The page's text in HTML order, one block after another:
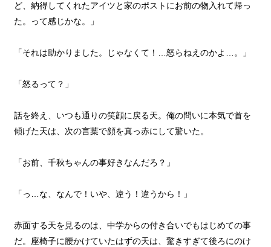
ど、納得してくれたアイツと家のポストにお前の物入れて帰っ
た。って感じかな。」
「それは助かりました。じゃなくて！…怒らねえのかよ…。」
「怒るって？」
話を終え、いつも通りの笑顔に戻る天。俺の問いに本気で首を
傾げた天は、次の言葉で顔を真っ赤にして驚いた。
「お前、千秋ちゃんの事好きなんだろ？」
「っ…な、なんで！いや、違う！違うから！」
赤面する天を見るのは、中学からの付き合いでもはじめての事
だ。座椅子に腰かけていたはずの天は、驚きすぎて後ろにのけ